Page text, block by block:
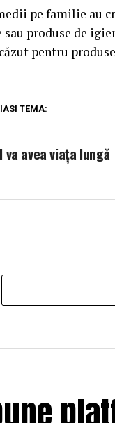
pe familie au
sau produse de
pentru
TEMA:
va avea viaţa lungă